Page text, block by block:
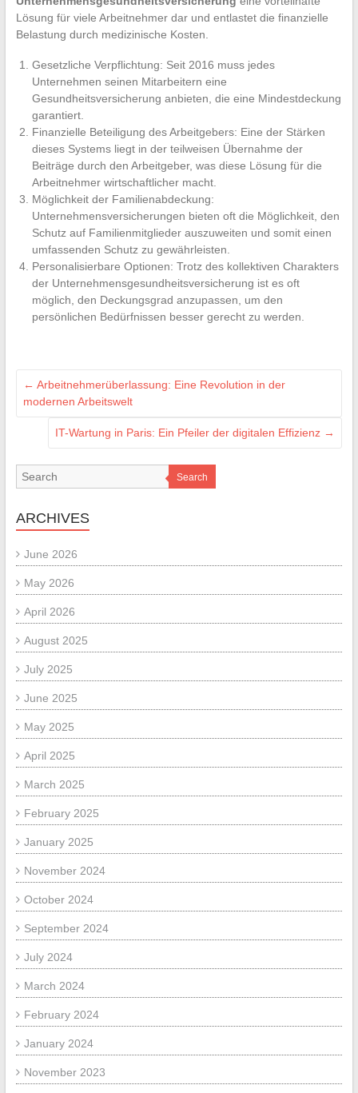
Lösung für viele Arbeitnehmer dar und entlastet die finanzielle
Belastung durch medizinische Kosten.
Gesetzliche Verpflichtung: Seit 2016 muss jedes
Unternehmen seinen Mitarbeitern eine
Gesundheitsversicherung anbieten, die eine Mindestdeckung
garantiert.
Finanzielle Beteiligung des Arbeitgebers: Eine der Stärken
dieses Systems liegt in der teilweisen Übernahme der
Beiträge durch den Arbeitgeber, was diese Lösung für die
Arbeitnehmer wirtschaftlicher macht.
Möglichkeit der Familienabdeckung:
Unternehmensversicherungen bieten oft die Möglichkeit, den
Schutz auf Familienmitglieder auszuweiten und somit einen
umfassenden Schutz zu gewährleisten.
Personalisierbare Optionen: Trotz des kollektiven Charakters
der Unternehmensgesundheitsversicherung ist es oft
möglich, den Deckungsgrad anzupassen, um den
persönlichen Bedürfnissen besser gerecht zu werden.
← Arbeitnehmerüberlassung: Eine Revolution in der
modernen Arbeitswelt
IT-Wartung in Paris: Ein Pfeiler der digitalen Effizienz →
Search
ARCHIVES
June 2026
May 2026
April 2026
August 2025
July 2025
June 2025
May 2025
April 2025
March 2025
February 2025
January 2025
November 2024
October 2024
September 2024
July 2024
March 2024
February 2024
January 2024
November 2023